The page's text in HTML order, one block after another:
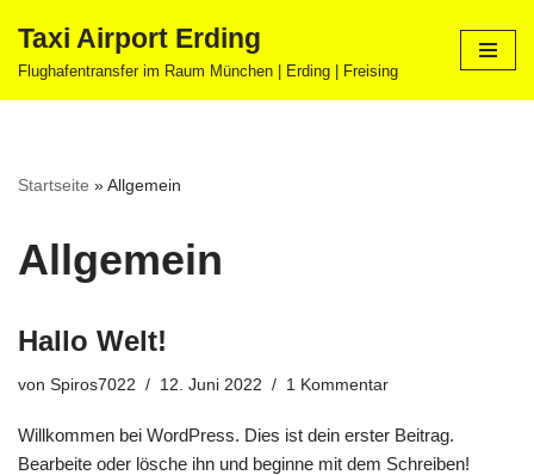
Zum
Taxi Airport Erding
Flughafentransfer im Raum München | Erding | Freising
Startseite »Allgemein
Allgemein
Hallo Welt!
von Spiros7022 12. Juni 2022 1 Kommentar
Willkommen bei WordPress. Dies ist dein erster Beitrag.
Bearbeite oder lösche ihn und beginne mit dem Schreiben!